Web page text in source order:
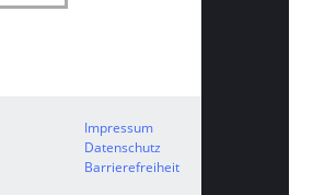
Impressum
Datenschutz
Barrierefreiheit